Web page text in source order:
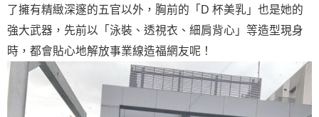
了擁有精緻深邃的五官以外，胸前的「D 杯美乳」也是她的
強大武器，先前以「泳裝、透視衣、細肩背心」等造型現身
時，都會貼心地解放事業線造福網友呢！